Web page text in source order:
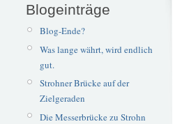
Blogeinträge
Blog-Ende?
Was lange währt, wird endlich
gut.
Strohner Brücke auf der
Zielgeraden
Die Messerbrücke zu Strohn